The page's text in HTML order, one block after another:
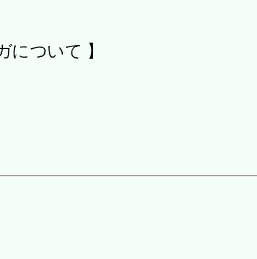
について 】